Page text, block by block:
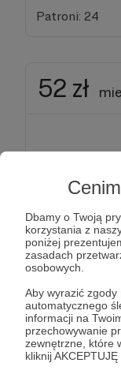
Dbamy o Twoją
korzystania z
poniżej
zasadach
osobowych.
Aby wyrazić
automatycznego
informacji na
przechowywanie
zewnętrzne, które
kliknij
Patroni: 24
52 zł
na Discordzie,
papierowej.
Patroni: 21
89 zł